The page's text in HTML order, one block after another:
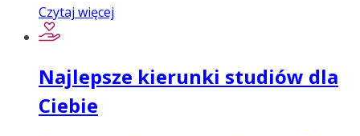
Czytaj więcej
Najlepsze kierunki studiów dla
Ciebie